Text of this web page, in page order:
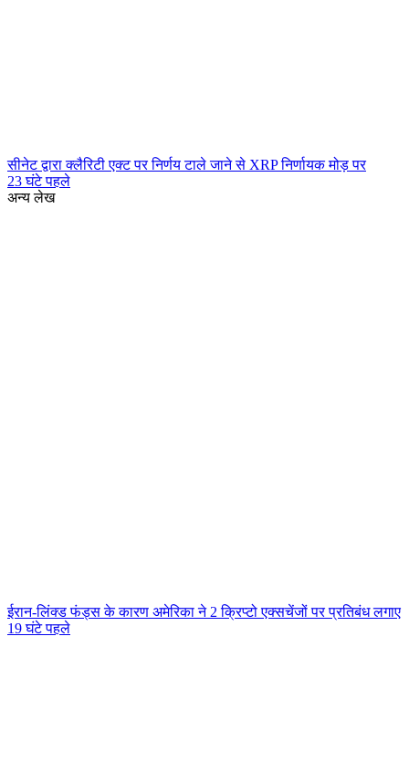
सीनेट द्वारा क्लैरिटी एक्ट पर निर्णय टाले जाने से XRP निर्णायक मोड़ पर
23 घंटे पहले
अन्य लेख
ईरान-लिंक्ड फंड्स के कारण अमेरिका ने 2 क्रिप्टो एक्सचेंजों पर प्रतिबंध लगाए
19 घंटे पहले